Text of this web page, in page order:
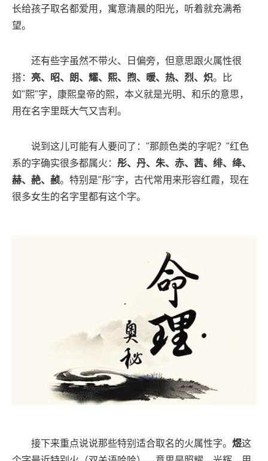
长给孩子取名都爱用，寓意清晨的阳光，听着就充满希
望。
还有些字虽然不带火、日偏旁，但意思跟火属性很
搭： 亮、昭、朗、耀、熙、煦、暖、热、烈、炽。比
如"熙"字，康熙皇帝的熙，本义就是光明、和乐的意思，
用在名字里既大气又吉利。
说到这儿可能有人要问了："那颜色类的字呢？"红色
系的字确实很多都属火： 彤、丹、朱、赤、茜、绯、绛、
赫、赩、赪。特别是"彤"字，古代常用来形容红霞，现在
很多女生的名字里都有这个字。
接下来重点说说那些特别适合取名的火属性字。 煜这